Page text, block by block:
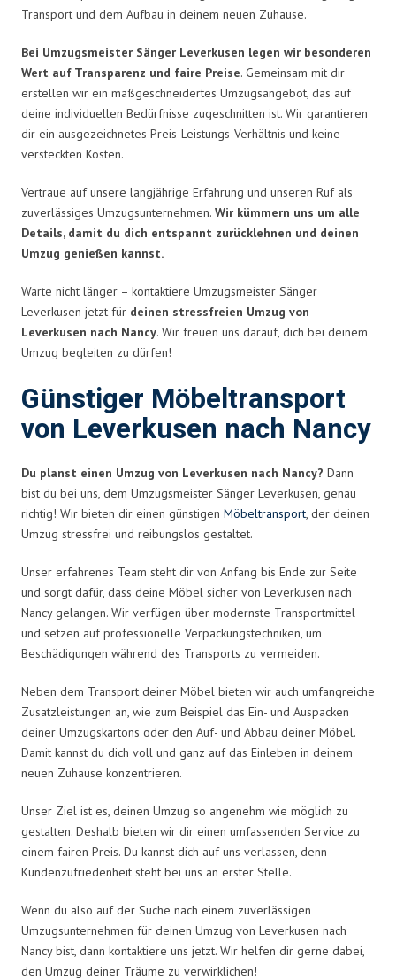
Transport und dem Aufbau in deinem neuen Zuhause.
Bei Umzugsmeister Sänger Leverkusen legen wir besonderen
Wert auf Transparenz und faire Preise. Gemeinsam mit dir
erstellen wir ein maßgeschneidertes Umzugsangebot, das auf
deine individuellen Bedürfnisse zugeschnitten ist. Wir garantieren
dir ein ausgezeichnetes Preis-Leistungs-Verhältnis und keine
versteckten Kosten.
Vertraue auf unsere langjährige Erfahrung und unseren Ruf als
zuverlässiges Umzugsunternehmen. Wir kümmern uns um alle
Details, damit du dich entspannt zurücklehnen und deinen
Umzug genießen kannst.
Warte nicht länger – kontaktiere Umzugsmeister Sänger
Leverkusen jetzt für deinen stressfreien Umzug von
Leverkusen nach Nancy. Wir freuen uns darauf, dich bei deinem
Umzug begleiten zu dürfen!
Günstiger Möbeltransport
von Leverkusen nach Nancy
Du planst einen Umzug von Leverkusen nach Nancy? Dann
bist du bei uns, dem Umzugsmeister Sänger Leverkusen, genau
richtig! Wir bieten dir einen günstigen Möbeltransport, der deinen
Umzug stressfrei und reibungslos gestaltet.
Unser erfahrenes Team steht dir von Anfang bis Ende zur Seite
und sorgt dafür, dass deine Möbel sicher von Leverkusen nach
Nancy gelangen. Wir verfügen über modernste Transportmittel
und setzen auf professionelle Verpackungstechniken, um
Beschädigungen während des Transports zu vermeiden.
Neben dem Transport deiner Möbel bieten wir auch umfangreiche
Zusatzleistungen an, wie zum Beispiel das Ein- und Auspacken
deiner Umzugskartons oder den Auf- und Abbau deiner Möbel.
Damit kannst du dich voll und ganz auf das Einleben in deinem
neuen Zuhause konzentrieren.
Unser Ziel ist es, deinen Umzug so angenehm wie möglich zu
gestalten. Deshalb bieten wir dir einen umfassenden Service zu
einem fairen Preis. Du kannst dich auf uns verlassen, denn
Kundenzufriedenheit steht bei uns an erster Stelle.
Wenn du also auf der Suche nach einem zuverlässigen
Umzugsunternehmen für deinen Umzug von Leverkusen nach
Nancy bist, dann kontaktiere uns jetzt. Wir helfen dir gerne dabei,
den Umzug deiner Träume zu verwirklichen!